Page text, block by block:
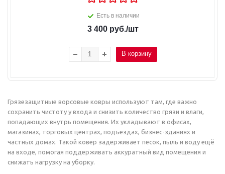
Есть в наличии
3 400руб./шт
В корзину
Грязезащитные ворсовые ковры используют там, где важно
сохранить чистоту у входа и снизить количество грязи и влаги,
попадающих внутрь помещения. Их укладывают в офисах,
магазинах, торговых центрах, подъездах, бизнес-зданиях и
частных домах. Такой ковер задерживает песок, пыль и воду ещё
на входе, помогая поддерживать аккуратный вид помещения и
снижать нагрузку на уборку.